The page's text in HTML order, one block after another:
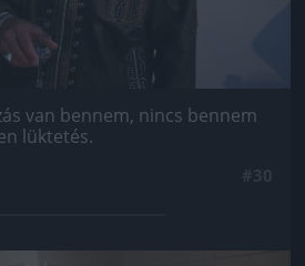
van bennem, nincs bennem
lüktetés.